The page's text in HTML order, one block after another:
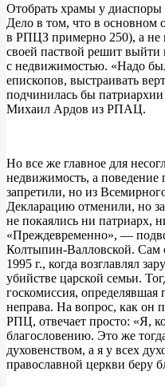
Отобрать храмы у диаспоры
Дело в том, что в основном
в РПЦЗ примерно 250), а не
своей паствой решит выйти
с недвижимостью. «Надо
епископов, выстраивать
подчинилась бы
Михаил Ардов из РПАЦ.
Но все же главное для
недвижимость, а
запретили, но из
Декларацию отменили, но
не покаялись ни патриарх,
«Преждевременно», —
Колтыпин-Валловской. Сам
1995 г., когда возглавлял
убийстве царской семьи.
госкомиссия, определявшая
неправа. На вопрос, как он
РПЦ, отвечает просто: «Я,
благословению. Это же
духовенством, а я у всех
православной церкви беру